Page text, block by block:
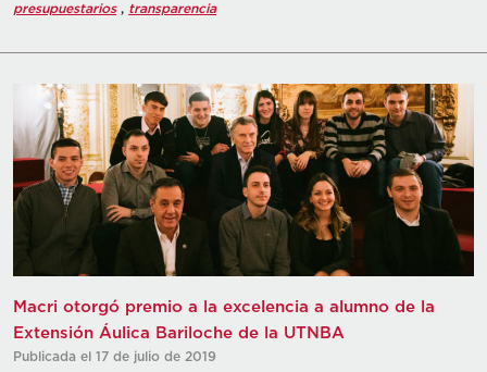
presupuestarios, transparencia
Macri otorgó premio a la excelencia a alumno de la
Extensión Áulica Bariloche de la UTNBA
Publicada el 17 de julio de 2019